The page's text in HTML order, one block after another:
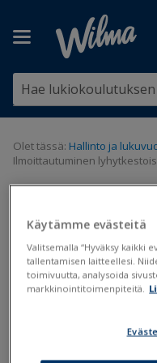
Olet tässä: Hallinto ja
Ilmoittautuminen
koulutukseen
Koulutuskalenteri
Käytämme evästeitä
Valitsemalla “Hyväksy kaikki
tallentamisen laitteellesi.
toimivuutta, analysoida
markkinointitoimenpiteitä.